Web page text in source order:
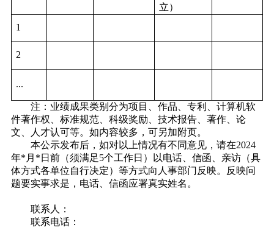
立）
1
2
...
注：业绩成果类别分为项目、作品、专利、计算机软
件著作权、标准规范、科级奖励、技术报告、著作、论
文、人才认可等。如内容较多，可另加附页。
本公示发布后，如对以上情况有不同意见，请在2024
年*月*日前（须满足5个工作日）以电话、信函、亲访（具
体方式各单位自行决定）等方式向人事部门反映。反映问
题要实事求是，电话、信函应署真实姓名。
联系人：
联系电话：